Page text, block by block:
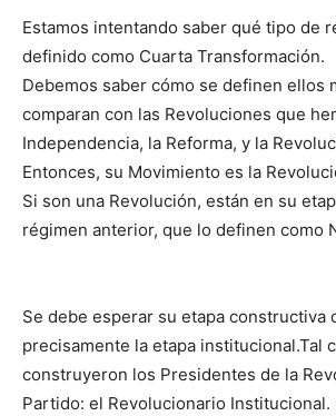
Estamos intentando saber qué tipo de
definido como Cuarta Transformación.
Debemos saber cómo se definen ellos
comparan con las Revoluciones que
Independencia, la Reforma, y la
Entonces, su Movimiento es la
Si son una Revolución, están en su
régimen anterior, que lo definen como
Se debe esperar su etapa constructiva
precisamente la etapa institucional.Tal
construyeron los Presidentes de la
Partido: el Revolucionario Institucional.